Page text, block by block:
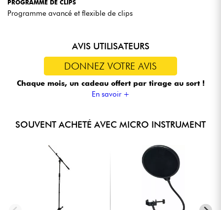
PROGRAMME DE CLIPS
Programme avancé et flexible de clips
AVIS UTILISATEURS
DONNEZ VOTRE AVIS
Chaque mois, un cadeau offert par tirage au sort !
En savoir +
SOUVENT ACHETÉ AVEC MICRO INSTRUMENT